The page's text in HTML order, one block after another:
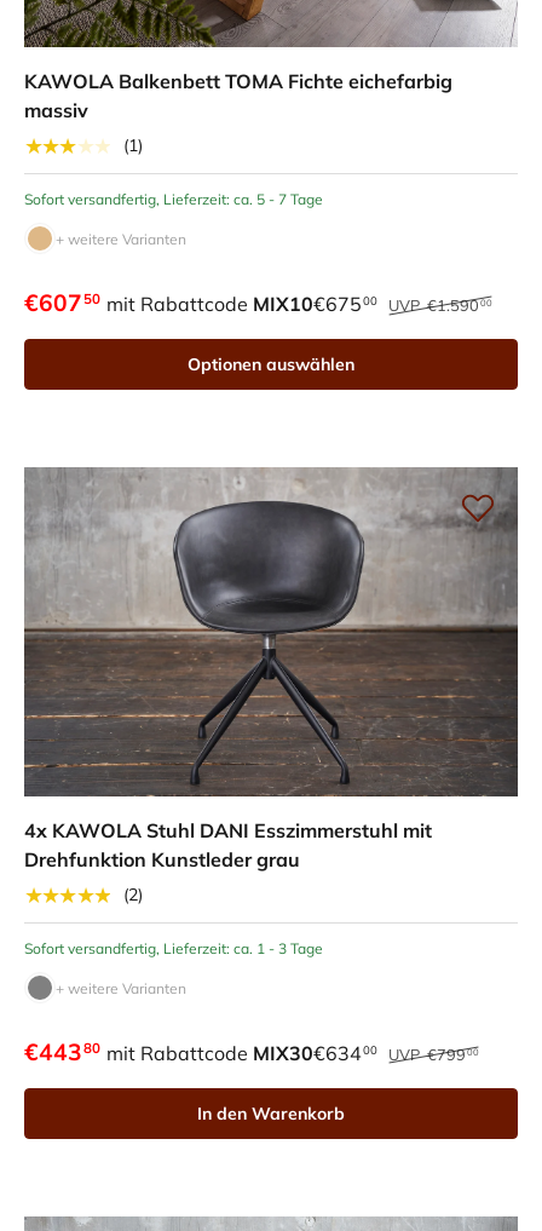
KAWOLA Balkenbett TOMA Fichte eichefarbig
massiv
★★★★★
(1)
Sofort versandfertig, Lieferzeit: ca. 5 - 7 Tage
+ weitere Varianten
€607 50 mit Rabattcode MIX10€67500 UVP€1.59000
Optionen auswählen
4x KAWOLA Stuhl DANI Esszimmerstuhl mit
Drehfunktion Kunstleder grau
★★★★★
(2)
Sofort versandfertig, Lieferzeit: ca. 1 - 3 Tage
+ weitere Varianten
€44380 mit Rabattcode MIX30€63400 UVP€79900
In den Warenkorb